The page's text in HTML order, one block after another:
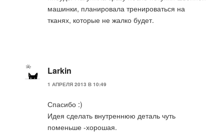
машинки, планировала тренироваться на
тканях, которые не жалко будет.
Larkin
1 АПРЕЛЯ 2013 В 10:49
Спасибо :)
Идея сделать внутреннюю деталь чуть
поменьше -хорошая.